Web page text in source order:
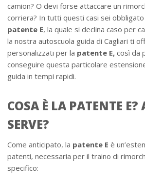
camion? O devi forse attaccare un
corriera? In tutti questi casi sei
patente E, la quale si declina caso per
la nostra autoscuola guida di Cagliari ti
personalizzati per la patente E, così da
conseguire questa particolare
guida in tempi rapidi.
COSA È LA PATENTE E?
SERVE?
Come anticipato, la patente E è
patenti, necessaria per il traino di
specifico: